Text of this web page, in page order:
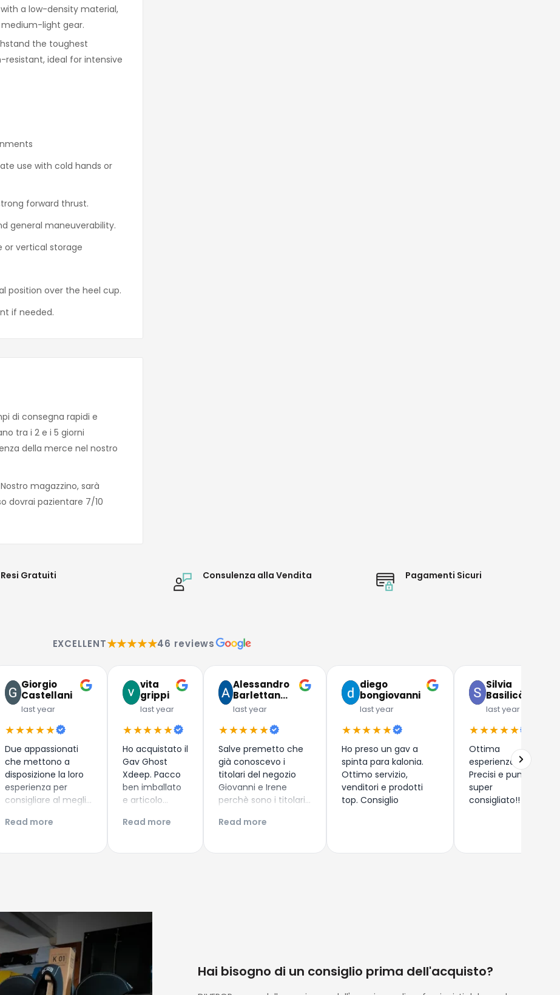
with a low-density material,
light gear.
the toughest
resistant, ideal for intensive
use with cold hands or
forward thrust.
general maneuverability.
vertical storage
position over the heel cup.
if needed.
di consegna rapidi e
tra i 2 e i 5 giorni
della merce nel nostro
magazzino, sarà
dovrai pazientare 7/10
Resi Gratuiti Consulenza alla Vendita Pagamenti Sicuri
EXCELLENT★★★★★46 reviews
Giorgio
Castellani
last year
★★★★★
Due appassionati
che mettono a
disposizione la loro
esperienza per
consigliare al meglio
come i più esperti!
acquisto top!
Read more
vita
grippi
last year
★★★★★
Ho acquistato il
Gav Ghost
Xdeep. Pacco
ben imballato
e articolo
secondo i
consegna
Read more
Alessandro
Barlettan…
last year
★★★★★
Salve premetto che
già conoscevo i
titolari del negozio
Giovanni e Irene
perchè sono i titolari
Discovery Diving ) di
, dove già avevo
mi ha colpito molto
la scelta dei prodotti
offerti saggiamente
Read more
diego
bongiovanni
last year
★★★★★
Ho preso un gav a
spinta para kalonia.
Ottimo servizio,
venditori e prodotti
top. Consiglio
Silvia
Basilicò
last year
★★★★★
Ottima
esperienza!!
Precisi e puntuali,
super
consigliato!!
Hai bisogno di un consiglio prima dell'acquisto?